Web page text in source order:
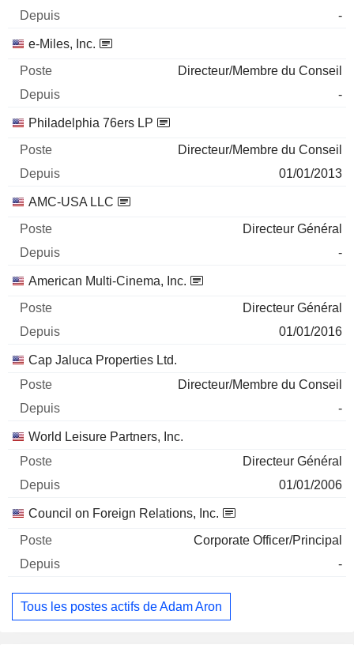
-
e-Miles, Inc.
Directeur/Membre du Conseil
-
Philadelphia 76ers LP
Directeur/Membre du Conseil
01/01/2013
AMC-USA LLC
Directeur Général
-
American Multi-Cinema, Inc.
Directeur Général
01/01/2016
Cap Jaluca Properties Ltd.
Directeur/Membre du Conseil
-
World Leisure Partners, Inc.
Directeur Général
01/01/2006
Council on Foreign Relations, Inc.
Corporate Officer/Principal
-
Tous les postes actifs de Adam Aron